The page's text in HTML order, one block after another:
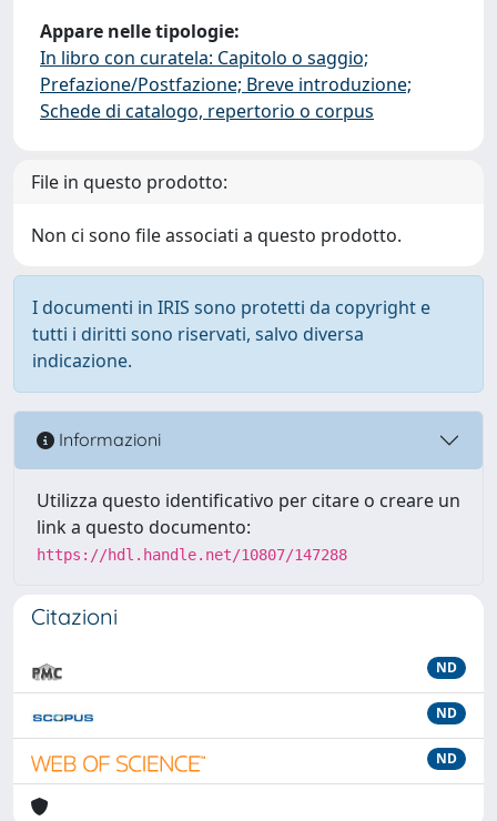
Appare nelle tipologie:
In libro con curatela: Capitolo o saggio;
Prefazione/Postfazione; Breve introduzione;
Schede di catalogo, repertorio o corpus
File in questo prodotto:
Non ci sono file associati a questo prodotto.
I documenti in IRIS sono protetti da copyright e
tutti i diritti sono riservati, salvo diversa
indicazione.
Informazioni
Utilizza questo identificativo per citare o creare un
link a questo documento:
https://hdl.handle.net/10807/147288
Citazioni
ND
ND
ND